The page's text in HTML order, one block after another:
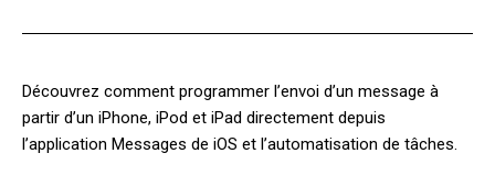
Découvrez comment programmer l’envoi d’un message à
partir d’un iPhone, iPod et iPad directement depuis
l’application Messages de iOS et l’automatisation de tâches.